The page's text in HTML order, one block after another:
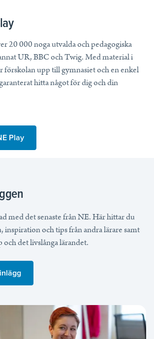
20 000 noga utvalda och pedagogiska
UR, BBC och Twig. Med material i
förskolan upp till gymnasiet och en enkel
hitta något för dig och din
Play
med det senaste från NE. Här hittar du
inspiration och tips från andra lärare samt
det livslånga lärandet.